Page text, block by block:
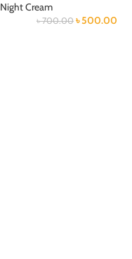
Night Cream
৳700.00 ৳500.00